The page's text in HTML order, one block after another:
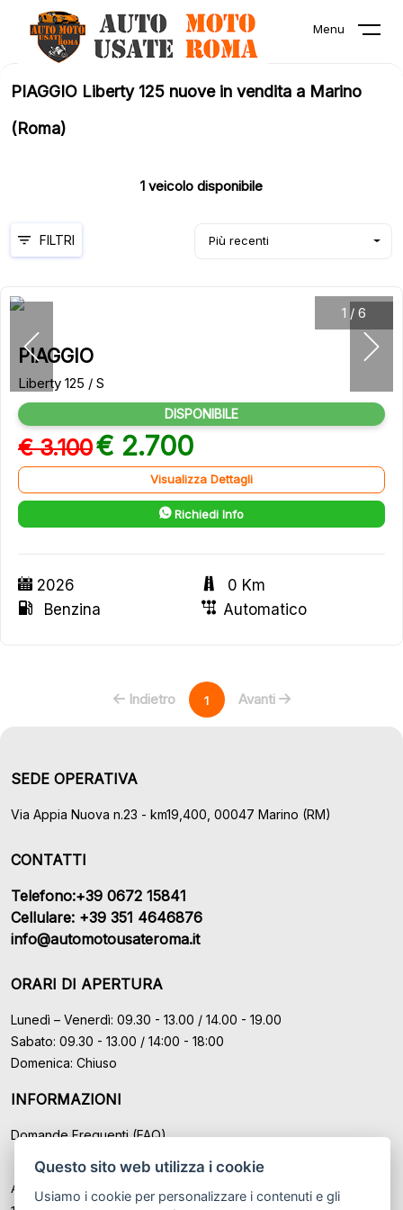
Menu
Questo sito web utilizza i cookie
Usiamo i cookie per personalizzare i contenuti e gli
PIAGGIO Liberty 125 nuove in vendita a Marino
(Roma)
1 veicolo disponibile
Più recenti
FILTRI
1 / 6
PIAGGIO
Liberty 125 / S
DISPONIBILE
€ 3.100€ 2.700
Visualizza Dettagli
Richiedi Info
2026
0 Km
Benzina
Automatico
Indietro 1 Avanti
SEDE OPERATIVA
Via Appia Nuova n.23 - km19,400, 00047 Marino (RM)
CONTATTI
Telefono:+39 0672 15841
Cellulare: +39 351 4646876
info@automotousateroma.it
ORARI DI APERTURA
Lunedì – Venerdì: 09.30 - 13.00 / 14.00 - 19.00
Sabato: 09.30 - 13.00 / 14:00 - 18:00
Domenica: Chiuso
INFORMAZIONI
Domande Frequenti (FAQ)
Auto Moto Usate Roma Srl sede di Marino - Roma, P.IVA: IT